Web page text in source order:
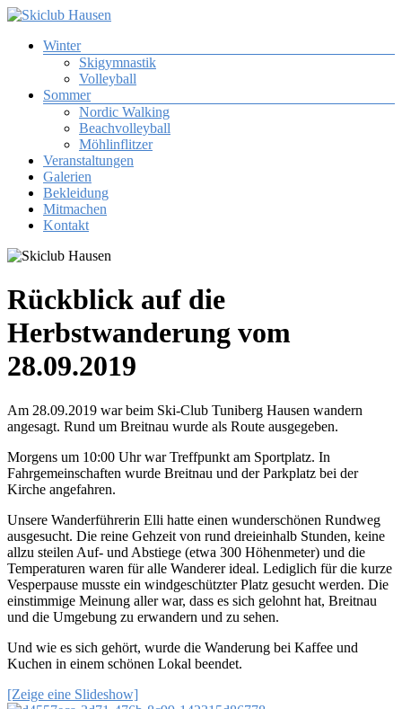
Zum
springen
Skiclub
Skiclub
Menü
Winter
Skigymnastik
Volleyball
Sommer
Nordic Walking
Beachvolleyball
Möhlinflitzer
Veranstaltungen
Galerien
Bekleidung
Mitmachen
Kontakt
Rückblick auf die
Herbstwanderung vom
28.09.2019
Am 28.09.2019 war beim Ski-Club Tuniberg Hausen wandern
angesagt. Rund um Breitnau wurde als Route ausgegeben.
Morgens um 10:00 Uhr war Treffpunkt am Sportplatz. In
Fahrgemeinschaften wurde Breitnau und der Parkplatz bei der
Kirche angefahren.
Unsere Wanderführerin Elli hatte einen wunderschönen Rundweg
ausgesucht. Die reine Gehzeit von rund dreieinhalb Stunden, keine
allzu steilen Auf- und Abstiege (etwa 300 Höhenmeter) und die
Temperaturen waren für alle Wanderer ideal. Lediglich für die kurze
Vesperpause musste ein windgeschützter Platz gesucht werden. Die
einstimmige Meinung aller war, dass es sich gelohnt hat, Breitnau
und die Umgebung zu erwandern und zu sehen.
Und wie es sich gehört, wurde die Wanderung bei Kaffee und
Kuchen in einem schönen Lokal beendet.
[Zeige eine Slideshow]